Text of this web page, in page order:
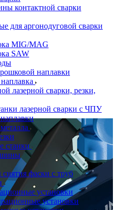
контактной сварки
для аргонодуговой сварки
MIG/MAG
SAW
наплавки
лазерной сварки, резки,
лазерной сварки с ЧПУ
станки
фаски с труб
установки
установки